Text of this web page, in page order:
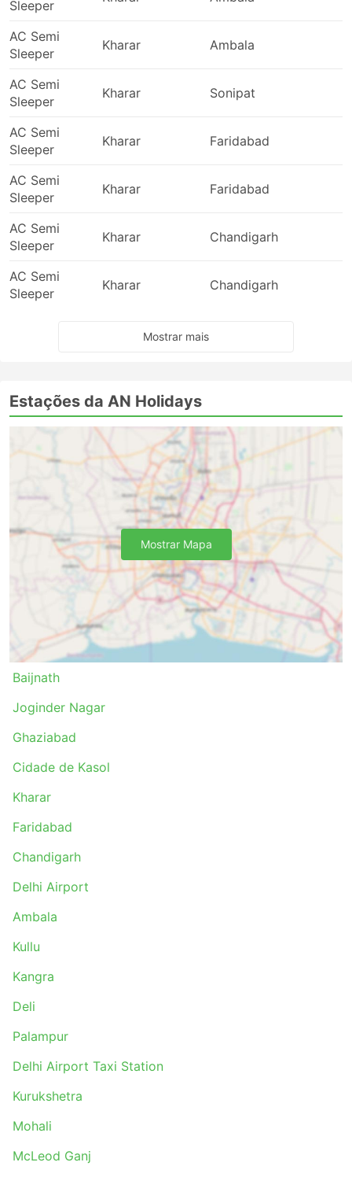
desvios, etc. Isso se aplica especialmente a
feriados nacionais. Lembre-se disso e não planeje
conexões complicadas.
Viajar em determinadas rotas ou durante os
períodos mais procurados pode exigir reserva
possível chegar à rodoviária e pegar o próximo
ônibus - as passagens podem estar todas
antecipadamente.
Sleeper
AC Semi
Sleeper
Kharar Ambala
AC Semi
Sleeper
Kharar Sonipat
AC Semi
Sleeper
Kharar Faridabad
AC Semi
Sleeper
Kharar Faridabad
AC Semi
Sleeper
Kharar Chandigarh
AC Semi
Sleeper
Kharar Chandigarh
Mostrar mais
Estações da AN Holidays
Baijnath
Joginder Nagar
Ghaziabad
Cidade de Kasol
Kharar
Faridabad
Chandigarh
Delhi Airport
Ambala
Kullu
Kangra
Deli
Palampur
Delhi Airport Taxi Station
Kurukshetra
Mohali
McLeod Ganj
Mostrar Mapa